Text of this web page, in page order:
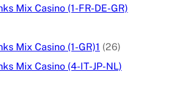
Mix Casino (1-FR-DE-GR)
Mix Casino (1-GR)1 (26)
Mix Casino (4-IT-JP-NL)